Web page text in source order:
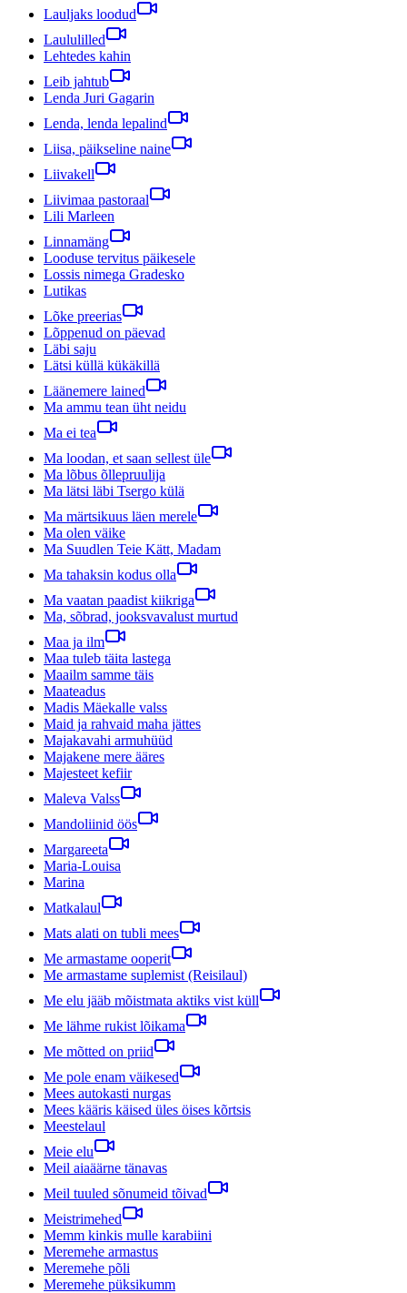
Lauljaks loodud
Laululilled
Lehtedes kahin
Leib jahtub
Lenda Juri Gagarin
Lenda, lenda lepalind
Liisa, päikseline naine
Liivakell
Liivimaa pastoraal
Lili Marleen
Linnamäng
Looduse tervitus päikesele
Lossis nimega Gradesko
Lutikas
Lõke preerias
Lõppenud on päevad
Läbi saju
Lätsi küllä kükäkillä
Läänemere lained
Ma ammu tean üht neidu
Ma ei tea
Ma loodan, et saan sellest üle
Ma lõbus õllepruulija
Ma lätsi läbi Tsergo külä
Ma märtsikuus läen merele
Ma olen väike
Ma Suudlen Teie Kätt, Madam
Ma tahaksin kodus olla
Ma vaatan paadist kiikriga
Ma, sõbrad, jooksvavalust murtud
Maa ja ilm
Maa tuleb täita lastega
Maailm samme täis
Maateadus
Madis Mäekalle valss
Maid ja rahvaid maha jättes
Majakavahi armuhüüd
Majakene mere ääres
Majesteet kefiir
Maleva Valss
Mandoliinid öös
Margareeta
Maria-Louisa
Marina
Matkalaul
Mats alati on tubli mees
Me armastame ooperit
Me armastame suplemist (Reisilaul)
Me elu jääb mõistmata aktiks vist küll
Me lähme rukist lõikama
Me mõtted on priid
Me pole enam väikesed
Mees autokasti nurgas
Mees kääris käised üles öises kõrtsis
Meestelaul
Meie elu
Meil aiaäärne tänavas
Meil tuuled sõnumeid tõivad
Meistrimehed
Memm kinkis mulle karabiini
Meremehe armastus
Meremehe põli
Meremehe püksikumm